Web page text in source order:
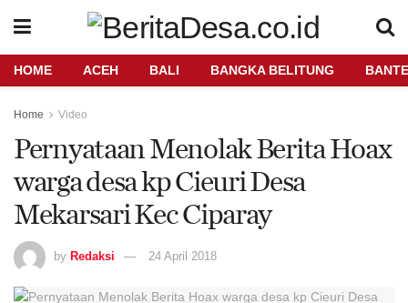
HOME ACEH BALI BANGKA BELITUNG
Home Video
Pernyataan Menolak Berita Hoax
warga desa kp Cieuri Desa
Mekarsari Kec Ciparay
by Redaksi 24 April 2018